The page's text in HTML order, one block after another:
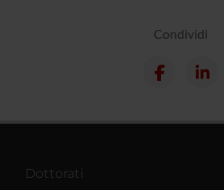
Condividi
Dottorati